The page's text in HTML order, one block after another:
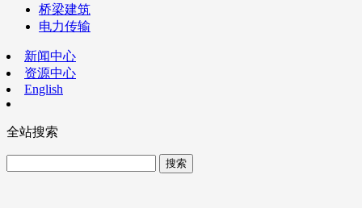
桥梁建筑
电力传输
新闻中心
资源中心
English
全站搜索